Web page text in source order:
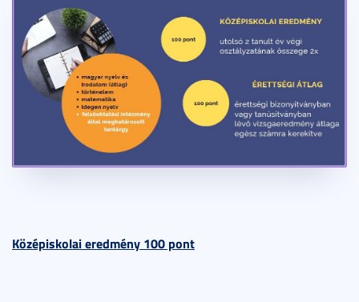
Középiskolai eredmény 100 pont